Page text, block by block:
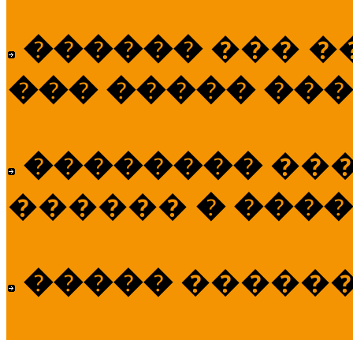
������ ���
��� �����
��������
������ �
�����